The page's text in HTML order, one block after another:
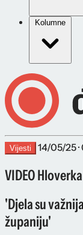
Kolumne
Vijesti 14/05/25
VIDEO
'Djela su
županiju'